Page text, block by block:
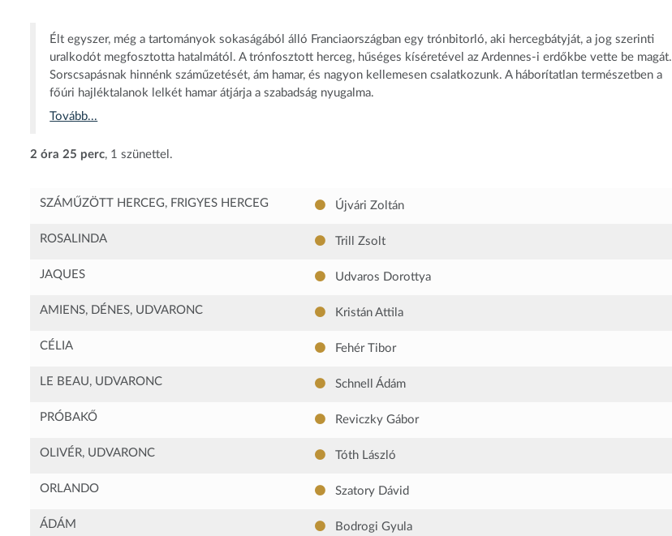
Élt egyszer, még a tartományok sokaságából álló Franciaországban egy trónbitorló, aki hercegbátyját, a jog szerinti
uralkodót megfosztotta hatalmától. A trónfosztott herceg, hűséges kíséretével az Ardennes-i erdőkbe vette be magát.
Sorscsapásnak hinnénk száműzetését, ám hamar, és nagyon kellemesen csalatkozunk. A háborítatlan természetben a
főúri hajléktalanok lelkét hamar átjárja a szabadság nyugalma.
Tovább...
2 óra 25 perc, 1 szünettel.
SZÁMŰZÖTT HERCEG, FRIGYES HERCEG Újvári Zoltán
ROSALINDA Trill Zsolt
JAQUES Udvaros Dorottya
AMIENS, DÉNES, UDVARONC Kristán Attila
CÉLIA Fehér Tibor
LE BEAU, UDVARONC Schnell Ádám
PRÓBAKŐ Reviczky Gábor
OLIVÉR, UDVARONC Tóth László
ORLANDO Szatory Dávid
ÁDÁM Bodrogi Gyula